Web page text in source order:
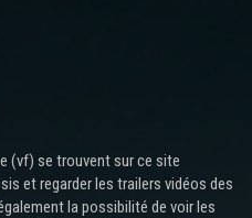
(vf) se trouvent sur ce site
et regarder les trailers vidéos des
la possibilité de voir les